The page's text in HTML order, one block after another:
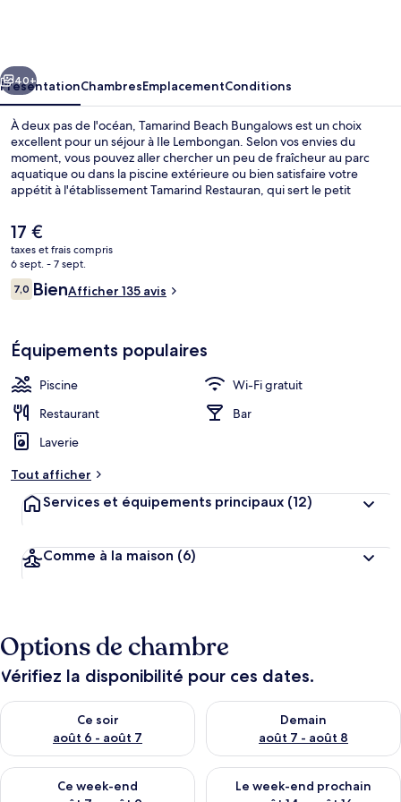
Suivant
40+
PrésentationChambresEmplacementConditions
À deux pas de l'océan, Tamarind Beach Bungalows est un choix
excellent pour un séjour à Ile Lembongan. Selon vos envies du
moment, vous pouvez aller chercher un peu de fraîcheur au parc
aquatique ou dans la piscine extérieure ou bien satisfaire votre
appétit à l'établissement Tamarind Restauran, qui sert le petit
en outre une terrasse et un jardin.
Le
prix
actuel
est
de
17 €
taxes et frais compris
6 sept. - 7 sept.
Avis
voyageurs
7,07,0 sur 10
BienAfficher 135 avis
Équipements populaires
Piscine
Wi-Fi gratuit
Restaurant
Bar
Laverie
Tout afficher
Services et équipements principaux (12)
Comme à la maison (6)
Options de chambre
Vérifiez la disponibilité pour ces dates.
Ce soir
août 6 - août 7
Vérifier la disponibilité pour ce soir août 6 - août 7
Demain
août 7 - août 8
Vérifier la disponibilité pour
Ce week-end
Vérifier la disponibilité pour ce week-end août 7 - août 9
Le week-end prochain
Vérifier la disponibilité pour